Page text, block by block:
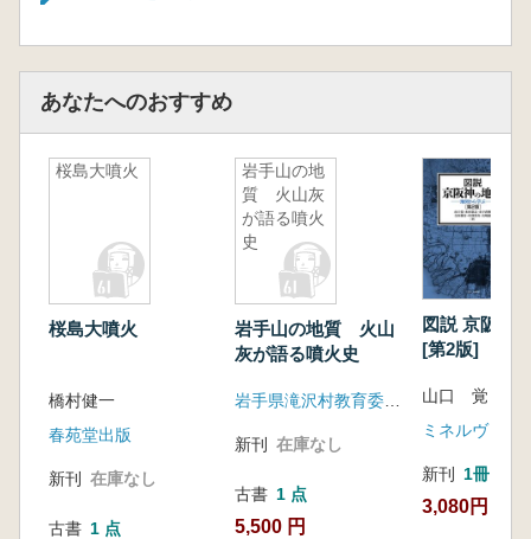
あなたへのおすすめ
桜島大噴火
桜島大噴火
橋村健一
春苑堂出版
新刊 在庫なし
古書 1 点
岩手山の地
質 火山灰
が語る噴火
史
岩手山の地質 火山
灰が語る噴火史
新刊 在庫なし
古書 1 点
5,500 円
図説 京阪神
[第2版] 地
山口 覚 著
ミネルヴァ書
新刊 1冊
3,080円